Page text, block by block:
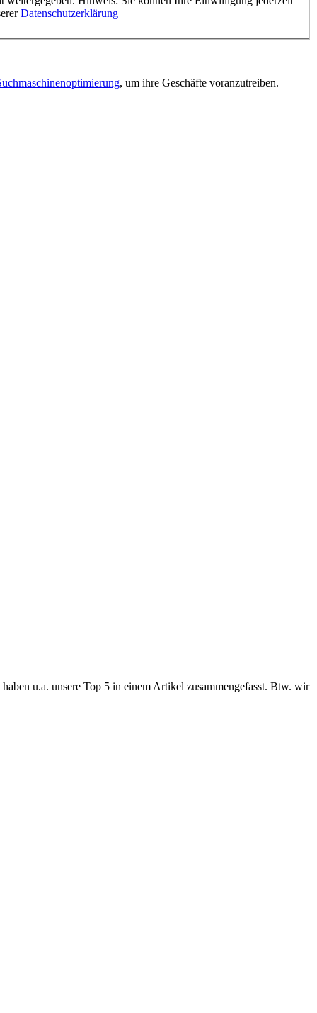
Datenschutzerklärung
, um ihre Geschäfte voranzutreiben.
u.a. unsere Top 5 in einem Artikel zusammengefasst. Btw. wir